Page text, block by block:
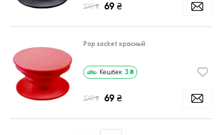
100 ₴ 69 ₴
Pop socket красный
Кешбек 3 ₴
100 ₴ 69 ₴